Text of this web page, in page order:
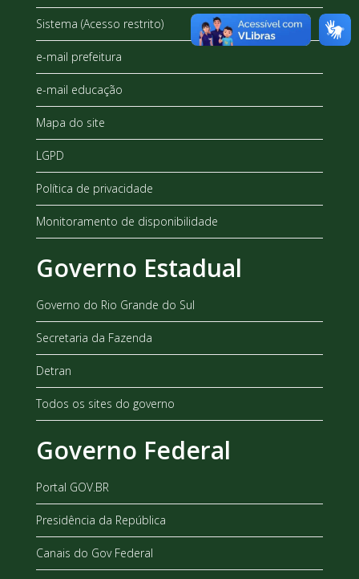
Sistema (Acesso restrito)
e-mail prefeitura
e-mail educação
Mapa do site
LGPD
Política de privacidade
Monitoramento de disponibilidade
Governo Estadual
Governo do Rio Grande do Sul
Secretaria da Fazenda
Detran
Todos os sites do governo
Governo Federal
Portal GOV.BR
Presidência da República
Canais do Gov Federal